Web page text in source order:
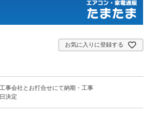
お気に入りに登録する
工事会社とお打合せにて納期・工事
日決定